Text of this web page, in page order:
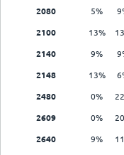
2080 5%
2100 13%
2140 9%
2148 13%
2480 0%
2609 0%
2640 9%